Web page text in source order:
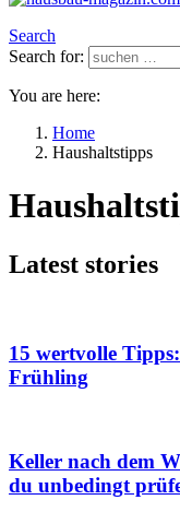
Search
Search for:
You are here:
Home
Haushaltstipps
Latest stories
15 wertvolle
Frühling
Keller nach dem
du unbedingt